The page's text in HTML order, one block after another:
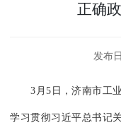
正确
发布
3月5日，济南市工
学习贯彻习近平总书记